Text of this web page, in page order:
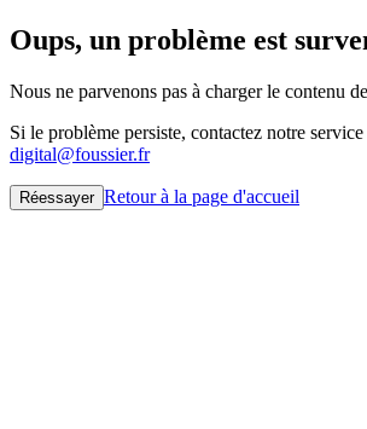
Oups, un problème est
Nous ne parvenons pas à charger le contenu
Si le problème persiste, contactez notre
digital@foussier.fr
Réessayer Retour à la page d'accueil